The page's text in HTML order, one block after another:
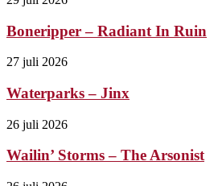
Boneripper – Radiant In Ruin
27 juli 2026
Waterparks – Jinx
26 juli 2026
Wailin’ Storms – The Arsonist